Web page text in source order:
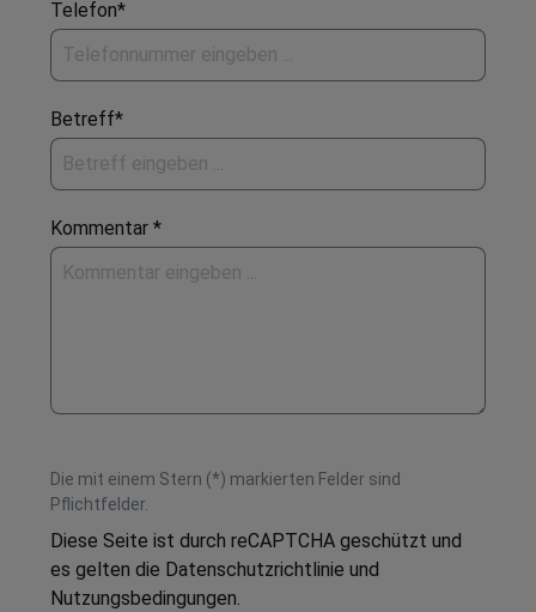
Telefon*
Betreff*
Kommentar *
Die mit einem Stern (*) markierten Felder sind
Pflichtfelder.
Diese Seite ist durch reCAPTCHA geschützt und
es gelten die Datenschutzrichtlinie und
Nutzungsbedingungen.